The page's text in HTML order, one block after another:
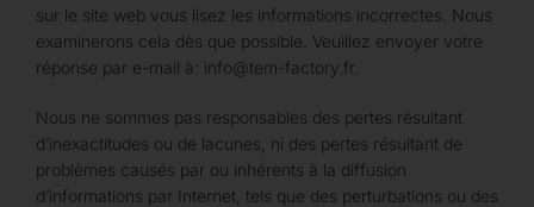
Nos partenaires
sur le site web vous lisez les informations incorrectes. Nous
examinerons cela dès que possible. Veuillez envoyer votre
réponse par e-mail à: info@tem-factory.fr
Nous ne sommes pas responsables des pertes résultant
d’inexactitudes ou de lacunes, ni des pertes résultant de
problèmes causés par ou inhérents à la diffusion
d’informations par Internet, tels que des perturbations ou des